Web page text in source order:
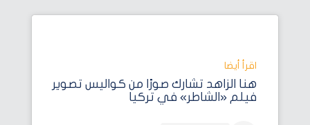
اقرأ أيضا‎
هنا الزاهد تشارك صورًا من كواليس تصوير
فيلم «الشاطر» في تركيا